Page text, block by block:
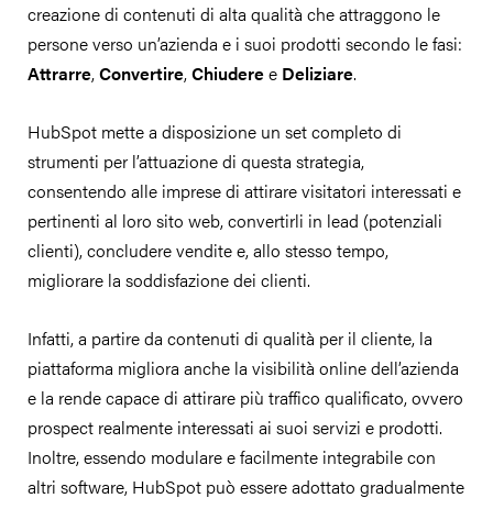
creazione di contenuti di alta qualità che attraggono le
persone verso un’azienda e i suoi prodotti secondo le fasi:
Attrarre,Convertire,Chiuderee Deliziare.
HubSpot mette a disposizione un set completo di
strumenti per l’attuazione di questa strategia,
consentendo alle imprese di attirare visitatori interessati e
pertinenti al loro sito web, convertirli in lead (potenziali
clienti), concludere vendite e, allo stesso tempo,
migliorare la soddisfazione dei clienti.
Infatti, a partire da contenuti di qualità per il cliente, la
piattaforma migliora anche la visibilità online dell’azienda
e la rende capace di attirare più traffico qualificato, ovvero
prospect realmente interessati ai suoi servizi e prodotti.
Inoltre, essendo modulare e facilmente integrabile con
altri software, HubSpot può essere adottato gradualmente